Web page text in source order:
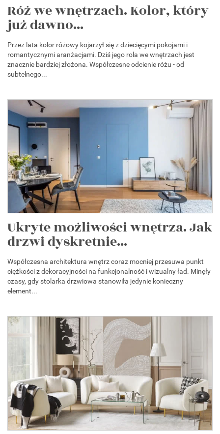
Róż we wnętrzach. Kolor, który
już dawno...
Przez lata kolor różowy kojarzył się z dziecięcymi pokojami i
romantycznymi aranżacjami. Dziś jego rola we wnętrzach jest
znacznie bardziej złożona. Współczesne odcienie różu - od
subtelnego...
Ukryte możliwości wnętrza. Jak
drzwi dyskretnie...
Współczesna architektura wnętrz coraz mocniej przesuwa punkt
ciężkości z dekoracyjności na funkcjonalność i wizualny ład. Minęły
czasy, gdy stolarka drzwiowa stanowiła jedynie konieczny
element...